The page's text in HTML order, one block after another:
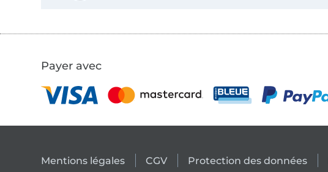
Payer avec
Mentions légales CGV Protection des données